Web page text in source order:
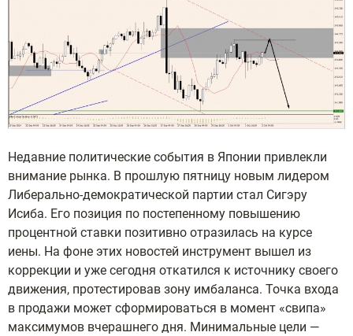
Недавние политические события в Японии привлекли
внимание рынка. В прошлую пятницу новым лидером
Либерально-демократической партии стал Сигэру
Исиба. Его позиция по постепенному повышению
процентной ставки позитивно отразилась на курсе
иены. На фоне этих новостей инструмент вышел из
коррекции и уже сегодня откатился к источнику своего
движения, протестировав зону имбаланса. Точка входа
в продажи может сформироваться в момент «свипа»
максимумов вчерашнего дня. Минимальные цели —